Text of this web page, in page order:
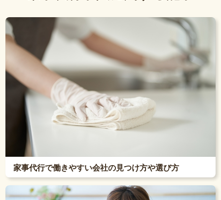
家事代行で働きやすい会社の見つけ方や選び方